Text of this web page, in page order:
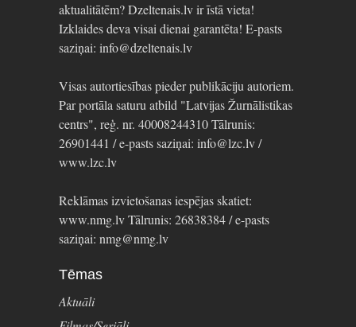
aktualitātēm? Dzeltenais.lv ir īstā vieta!
Izklaides deva visai dienai garantēta! E-pasts
saziņai: info@dzeltenais.lv
Visas autortiesības pieder publikāciju autoriem.
Par portāla saturu atbild "Latvijas Žurnālistikas
centrs", reģ. nr. 40008244310 Tālrunis:
26901441 / e-pasts saziņai: info@lzc.lv /
www.lzc.lv
Reklāmas izvietošanas iespējas skatiet:
www.nmg.lv Tālrunis: 26838384 / e-pasts
saziņai: nmg@nmg.lv
Tēmas
Aktuāli